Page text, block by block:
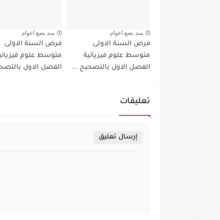
منذ بضع اعوام
فرض السنة الاولى
متوسط علوم فيزيائية
الفصل الاول بالتصحيح ...
منذ بضع اعوام
فرض السنة الاولى
متوسط علوم
الفصل الاول
تعليقات
إرسال تعليق